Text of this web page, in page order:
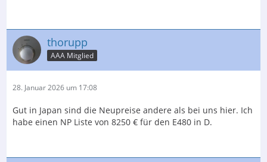
thorupp
AAA Mitglied
28. Januar 2026 um 17:08
Gut in Japan sind die Neupreise andere als bei uns hier. Ich
habe einen NP Liste von 8250 € für den E480 in D.